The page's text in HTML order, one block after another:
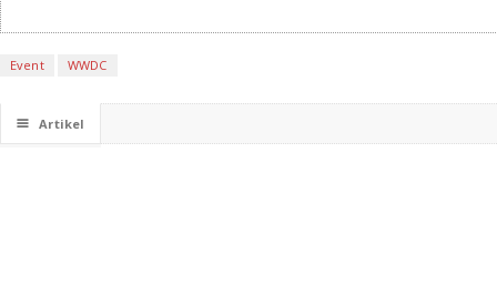
Event WWDC
☰ Artikel